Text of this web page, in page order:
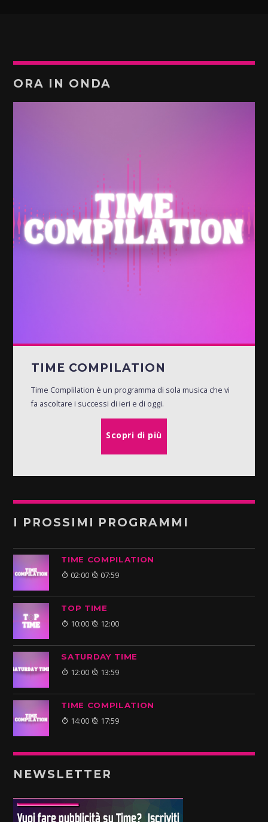
ORA IN ONDA
TIME COMPILATION
Time Complilation è un programma di sola musica che vi
fa ascoltare i successi di ieri e di oggi.
Scopri di più
I PROSSIMI PROGRAMMI
TIME COMPILATION
02:00 07:59
TOP TIME
10:00 12:00
SATURDAY TIME
12:00 13:59
TIME COMPILATION
14:00 17:59
NEWSLETTER